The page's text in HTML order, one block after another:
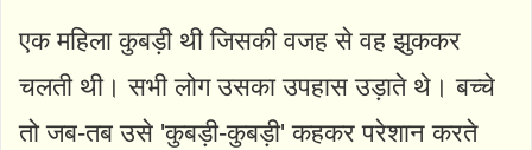
एक महिला कुबड़ी थी जिसकी वजह से वह झुककर
चलती थी। सभी लोग उसका उपहास उड़ाते थे। बच्चे
तो जब-तब उसे 'कुबड़ी-कुबड़ी' कहकर परेशान करते